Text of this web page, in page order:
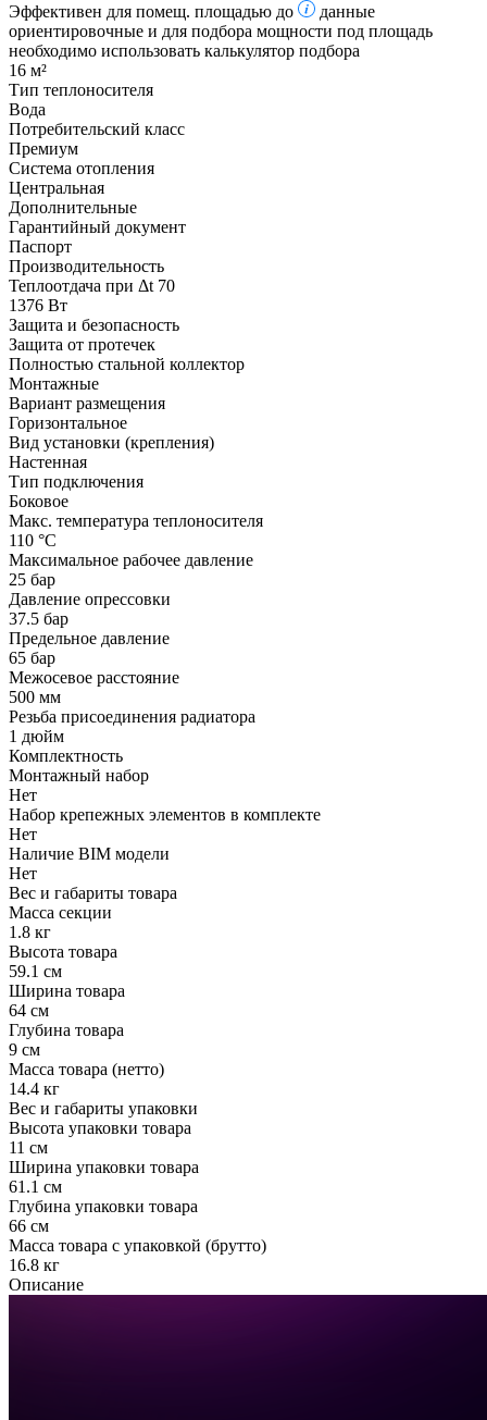
Эффективен для помещ. площадью до
данные
ориентировочные и для подбора мощности под площадь
необходимо использовать калькулятор подбора
16 м²
Тип теплоносителя
Вода
Потребительский класс
Премиум
Система отопления
Центральная
Дополнительные
Гарантийный документ
Паспорт
Производительность
Теплоотдача при Δt 70
1376 Вт
Защита и безопасность
Защита от протечек
Полностью стальной коллектор
Монтажные
Вариант размещения
Горизонтальное
Вид установки (крепления)
Настенная
Тип подключения
Боковое
Макс. температура теплоносителя
110 °С
Максимальное рабочее давление
25 бар
Давление опрессовки
37.5 бар
Предельное давление
65 бар
Межосевое расстояние
500 мм
Резьба присоединения радиатора
1 дюйм
Комплектность
Монтажный набор
Нет
Набор крепежных элементов в комплекте
Нет
Наличие BIM модели
Нет
Вес и габариты товара
Масса секции
1.8 кг
Высота товара
59.1 см
Ширина товара
64 см
Глубина товара
9 см
Масса товара (нетто)
14.4 кг
Вес и габариты упаковки
Высота упаковки товара
11 см
Ширина упаковки товара
61.1 см
Глубина упаковки товара
66 см
Масса товара с упаковкой (брутто)
16.8 кг
Описание